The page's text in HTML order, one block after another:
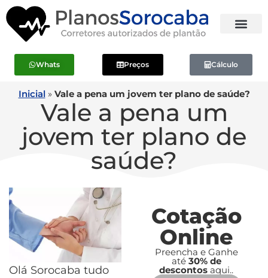
Whats Preços Cálculo
Inicial» Vale a pena um jovem ter plano de saúde?
Vale a pena um
jovem ter plano de
saúde?
Olá Sorocaba tudo
Cotação
Online
Preencha e Ganhe
até 30% de
descontos aqui..